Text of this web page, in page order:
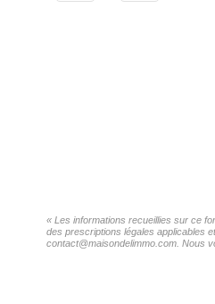
« Les informations recueillies sur ce
des prescriptions légales applicables
contact@maisondelimmo.com. Nous